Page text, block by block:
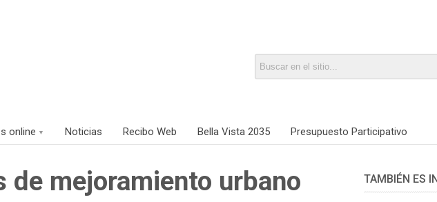
online Noticias Recibo Web Bella Vista 2035 Presupuesto Participativo
de mejoramiento urbano TAMBIÉN ES